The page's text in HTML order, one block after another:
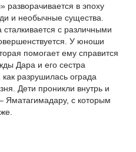
в эпоху
и необычные существа.
с различными
У юноши
помогает ему справится
Дара и его сестра
разрушилась ограда
Дети проникли внутрь и
Яматагимадару, с которым